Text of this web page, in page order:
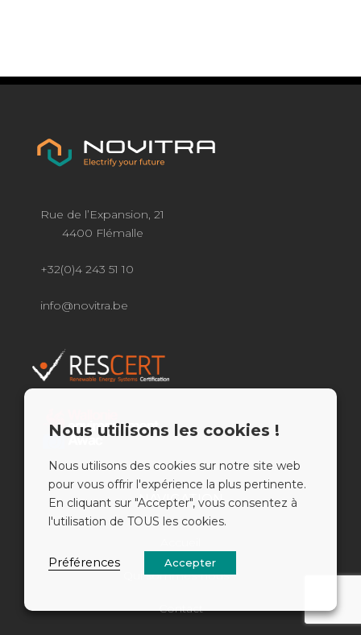
Nous utilisons les cookies !
Nous utilisons des cookies sur notre site web
pour vous offrir l'expérience la plus pertinente.
En cliquant sur "Accepter", vous consentez à
l'utilisation de TOUS les cookies.
Préférences Accepter
Rue de l’Expansion, 21
4400 Flémalle
+32(0)4 243 51 10
info@novitra.be
NAVIGATION
Qui sommes-nous ?
Contact